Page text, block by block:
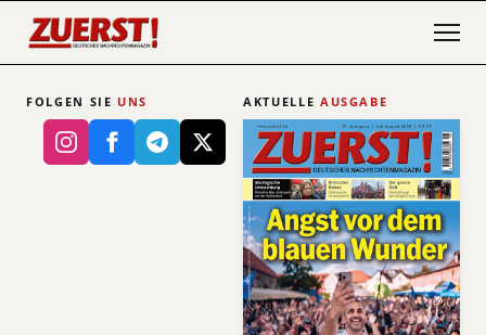
FOLGEN SIE UNS AKTUELLE AUSGABE